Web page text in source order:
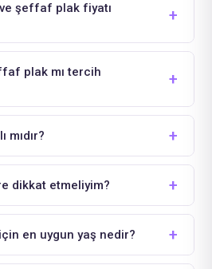
şeffaf plak fiyatı
plak mı tercih
mıdır?
dikkat etmeliyim?
en uygun yaş nedir?